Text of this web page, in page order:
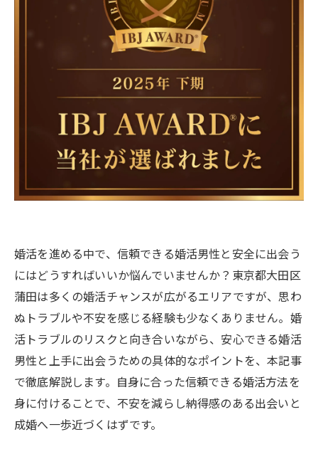
婚活を進める中で、信頼できる婚活男性と安全に出会う
にはどうすればいいか悩んでいませんか？東京都大田区
蒲田は多くの婚活チャンスが広がるエリアですが、思わ
ぬトラブルや不安を感じる経験も少なくありません。婚
活トラブルのリスクと向き合いながら、安心できる婚活
男性と上手に出会うための具体的なポイントを、本記事
で徹底解説します。自身に合った信頼できる婚活方法を
身に付けることで、不安を減らし納得感のある出会いと
成婚へ一歩近づくはずです。